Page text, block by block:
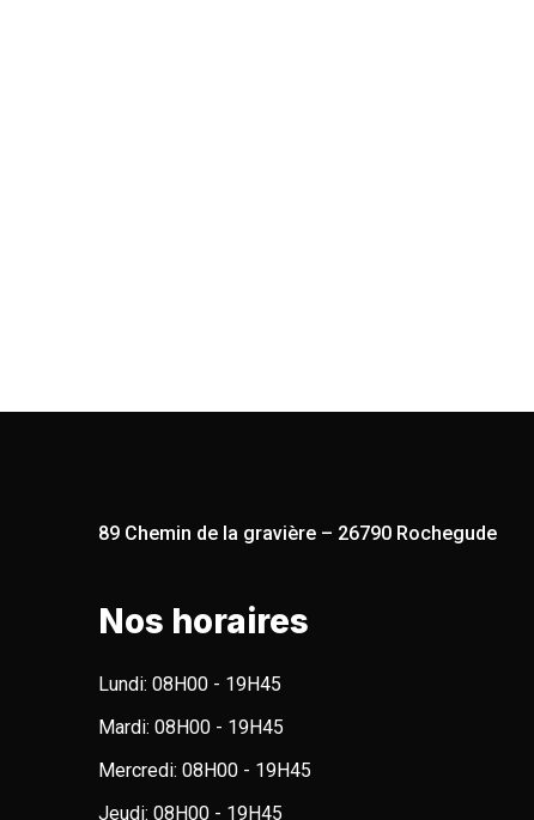
89 Chemin de la gravière – 26790 Rochegude
Nos horaires
Lundi: 08H00 - 19H45
Mardi: 08H00 - 19H45
Mercredi: 08H00 - 19H45
Jeudi: 08H00 - 19H45